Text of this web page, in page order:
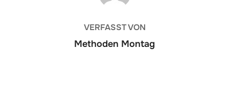
VERFASST VON
Methoden Montag